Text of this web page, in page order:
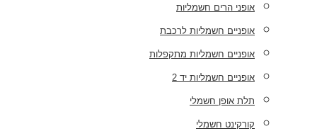
אופני הרים חשמליות
אופניים חשמליות לרכבת
אופניים חשמליות מתקפלות
אופניים חשמליות יד 2
תלת אופן חשמלי
קורקינט חשמלי